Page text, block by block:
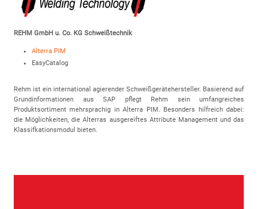
REHM GmbH u. Co. KG Schweißtechnik
Alterra PIM
EasyCatalog
Rehm ist ein international agierender Schweißgerätehersteller. Basierend auf
Grundinformationen aus SAP pflegt Rehm sein umfangreiches
Produktsortiment mehrsprachig in Alterra PIM. Besonders hilfreich dabei:
die Möglichkeiten, die Alterras ausgereiftes Attribute Management und das
Klassifkationsmodul bieten.